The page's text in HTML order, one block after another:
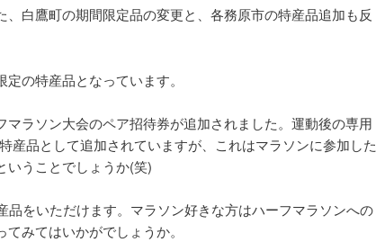
白鷹町の期間限定品の変更と、各務原市の特産品追加も反
の特産品となっています。
ラソン大会のペア招待券が追加されました。運動後の専用
産品として追加されていますが、これはマラソンに参加した
いうことでしょうか(笑)
品をいただけます。マラソン好きな方はハーフマラソンへの
みてはいかがでしょうか。